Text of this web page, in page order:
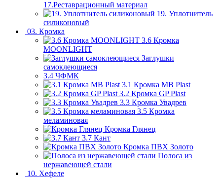
17.Реставрационный материал
19. Уплотнитель
силиконовый
03. Кромка
3.6 Кромка
MOONLIGHT
Заглушки
самоклеющиеся
3.4 ЧФМК
3.1 Кромка MB Plast
3.2 Кромка GP Plast
3.3 Кромка Увадрев
3.5 Кромка
меламиновая
Кромка Глянец
3.7 Кант
Кромка ПВХ Золото
Полоса из
нержавеющей стали
10. Хефеле